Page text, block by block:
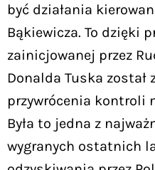
być działania
Bąkiewicza. To dzięki
zainicjowanej przez
Donalda Tuska został
przywrócenia kontroli
Była to jedna z
wygranych ostatnich